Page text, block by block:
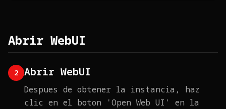
Abrir WebUI
2 Abrir WebUI
Despues de obtener la instancia, haz
clic en el boton 'Open Web UI' en la